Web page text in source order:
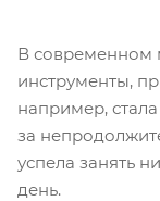
В современном
инструменты,
например,
за
успела занять
день.